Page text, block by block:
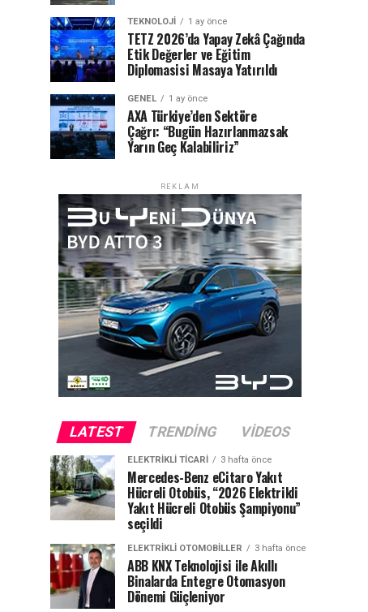
TEKNOLOJI 1 ay önce
TETZ 2026’da Yapay Zekâ Çağında
Etik Değerler ve Eğitim
Diplomasisi Masaya Yatırıldı
GENEL 1 ay önce
AXA Türkiye’den Sektöre
Çağrı: “Bugün Hazırlanmazsak
Yarın Geç Kalabiliriz”
REKLAM
LATEST TRENDING VIDEOS
ELEKTRIKLI TICARI 3 hafta önce
Mercedes-Benz eCitaro Yakıt
Hücreli Otobüs, “2026 Elektrikli
Yakıt Hücreli Otobüs Şampiyonu”
seçildi
ELEKTRIKLI OTOMOBILLER 3 hafta önce
ABB KNX Teknolojisi ile Akıllı
Binalarda Entegre Otomasyon
Dönemi Güçleniyor